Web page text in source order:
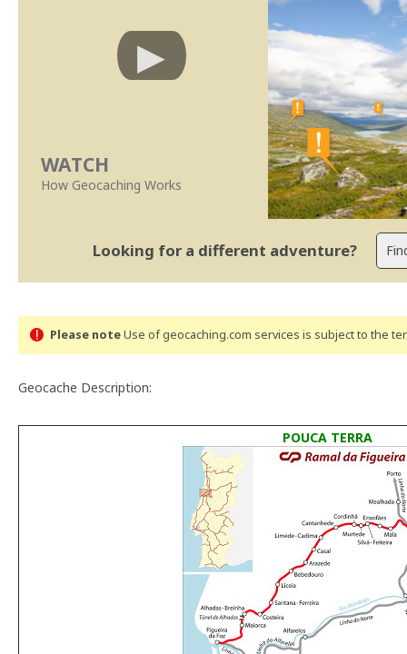
WATCH
How Geocaching Works
Looking for a different adventure?
Please noteUse of geocaching.com services is subject to the
Geocache Description:
POUCA TERRA